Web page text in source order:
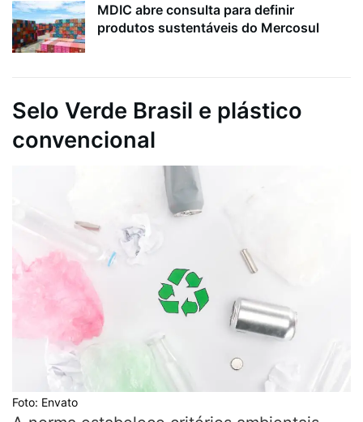
MDIC abre consulta para definir
produtos sustentáveis do Mercosul
Selo Verde Brasil e plástico
convencional
Foto: Envato